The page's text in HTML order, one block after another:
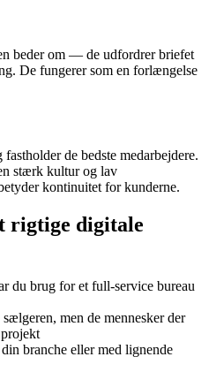
beder om — de udfordrer briefet
De fungerer som en forlængelse
de bedste medarbejdere.
stærk kultur og lav
kontinuitet for kunderne.
rigtige digitale
du brug for et full-service bureau
men de mennesker der
branche eller med lignende